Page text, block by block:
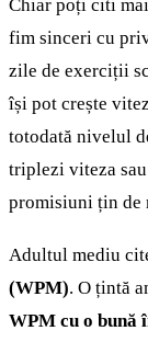
Chiar poți citi
fim sinceri cu
zile de exerciții
își pot crește
totodată nivelul
triplezi viteza
promisiuni țin de
Adultul mediu
(WPM). O țintă
WPM cu o bună